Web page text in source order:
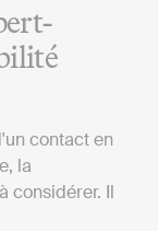
contact en
la
considérer. Il